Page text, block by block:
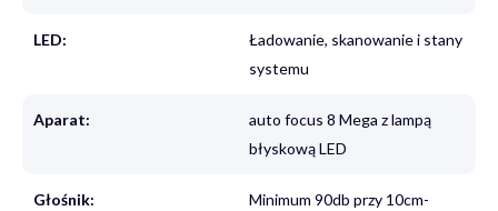
LED:
Ładowanie, skanowanie i stany
systemu
Aparat:
auto focus 8 Mega z lampą
błyskową LED
Głośnik:
Minimum 90db przy 10cm-